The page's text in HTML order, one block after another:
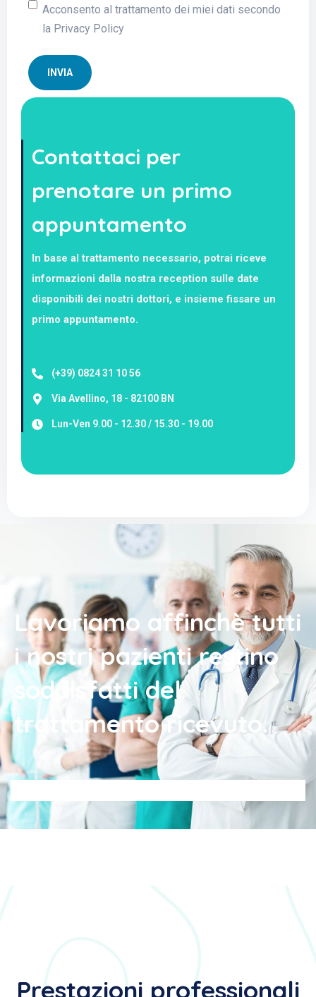
Acconsento al trattamento dei miei dati secondo
la Privacy Policy
Contattaci per
prenotare un primo
appuntamento
In base al trattamento necessario, potrai riceve
informazioni dalla nostra reception sulle date
disponibili dei nostri dottori, e insieme fissare un
primo appuntamento.
(+39) 0824 31 10 56
Via Avellino, 18 - 82100 BN
Lun-Ven 9.00 - 12.30 / 15.30 - 19.00
Lavoriamo affinchè tutti
i nostri pazienti restino
soddisfatti del
trattamento ricevuto.
Prestazioni professionali